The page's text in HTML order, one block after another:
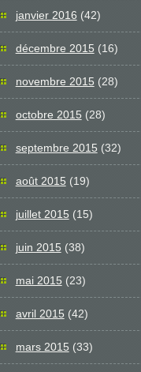
janvier 2016 (42)
décembre 2015(16)
novembre 2015(28)
octobre 2015(28)
septembre 2015(32)
août 2015(19)
juillet 2015(15)
juin 2015(38)
mai 2015 (23)
avril 2015(42)
mars 2015(33)